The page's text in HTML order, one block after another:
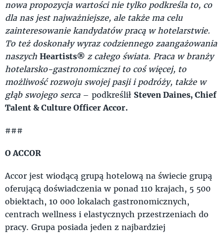
nowa propozycja wartości nie tylko podkreśla to, co
dla nas jest najważniejsze, ale także ma celu
zainteresowanie kandydatów pracą w hotelarstwie.
To też doskonały wyraz codziennego zaangażowania
naszych Heartists® z całego świata. Praca w branży
hotelarsko-gastronomicznej to coś więcej, to
możliwość rozwoju swojej pasji i podróży, także w
głąb swojego serca – podkreślił Steven Daines, Chief
Talent & Culture Officer Accor.
###
O ACCOR
Accor jest wiodącą grupą hotelową na świecie grupą
oferującą doświadczenia w ponad 110 krajach, 5 500
obiektach, 10 000 lokalach gastronomicznych,
centrach wellness i elastycznych przestrzeniach do
pracy. Grupa posiada jeden z najbardziej